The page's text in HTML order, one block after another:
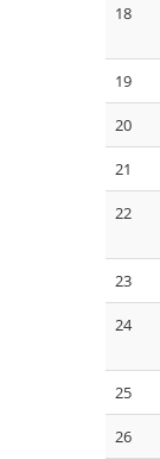
18
19
20
21
22
23
24
25
26